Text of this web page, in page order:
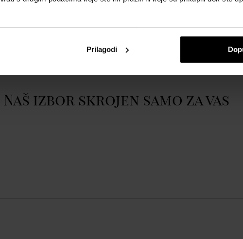
Prilagodi
18ATM
Prikazati cijeli opis
Naš izbor skrojen samo za vas